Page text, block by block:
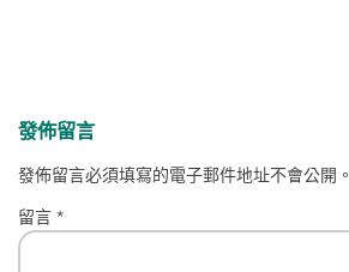
發佈留言
發佈留言必須填寫的電子郵件地址不會公開。
留言*